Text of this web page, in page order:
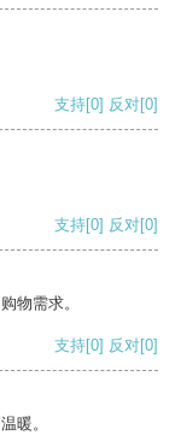
支持[0] 反对[0]
支持[0] 反对[0]
物需求。
支持[0] 反对[0]
暖。